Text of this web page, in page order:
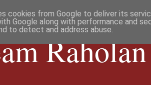
cookies from Google to deliver its
Google along with performance and
to detect and address abuse.